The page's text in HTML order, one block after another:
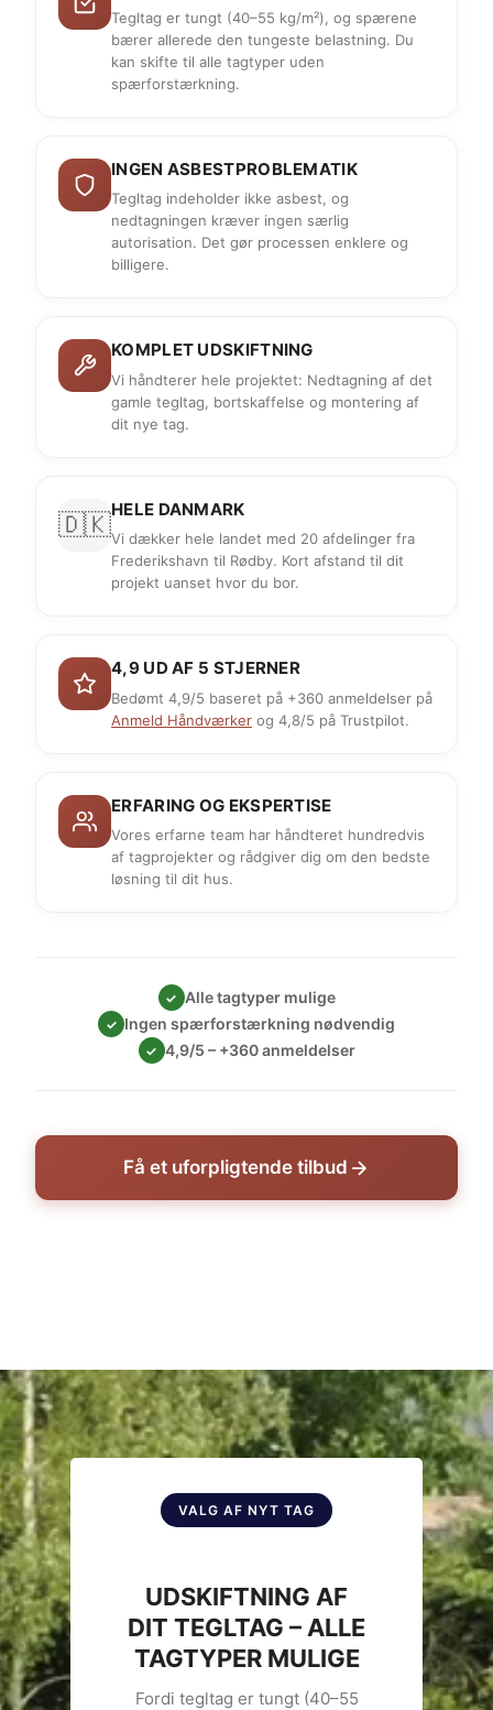
Tegltag er tungt (40–55 kg/m²), og spærene
bærer allerede den tungeste belastning. Du
kan skifte til alle tagtyper uden
spærforstærkning.
INGEN ASBESTPROBLEMATIK
Tegltag indeholder ikke asbest, og
nedtagningen kræver ingen særlig
autorisation. Det gør processen enklere og
billigere.
KOMPLET UDSKIFTNING
Vi håndterer hele projektet: Nedtagning af det
gamle tegltag, bortskaffelse og montering af
dit nye tag.
🇩🇰HELE DANMARK
Vi dækker hele landet med 20 afdelinger fra
Frederikshavn til Rødby. Kort afstand til dit
projekt uanset hvor du bor.
4,9 UD AF 5 STJERNER
Bedømt 4,9/5 baseret på +360 anmeldelser på
Anmeld Håndværker og 4,8/5 på Trustpilot.
ERFARING OG EKSPERTISE
Vores erfarne team har håndteret hundredvis
af tagprojekter og rådgiver dig om den bedste
løsning til dit hus.
✓ Alle tagtyper mulige
✓ Ingen spærforstærkning nødvendig
✓ 4,9/5 – +360 anmeldelser
Få et uforpligtende tilbud
VALG AF NYT TAG
UDSKIFTNING AF
DIT TEGLTAG – ALLE
TAGTYPER MULIGE
Fordi tegltag er tungt (40–55